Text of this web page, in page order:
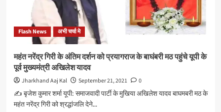
कुलपति
तीन
घंटो
तक
बंधक
बना
प्रदर्शन
किया।
बोली:-
विशेष
Flash News अभी चर्चा मे
महंत नरेंद्र गिरी के अंतिम दर्शन को प्रयागराज के बाघंबरी मठ पहुंचे यूपी के
पूर्व मुख्यमंत्री अखिलेश यादव
Jharkhand Aaj Kal September 21, 2021
0
✍️ बृजेश कुमार शर्मा यूपी: समाजवादी पार्टी के मुखिया अखिलेश यादव बाघमबरी मठ के
महंत नरेंद्र गिरी को श्रद्धांजलि देने...